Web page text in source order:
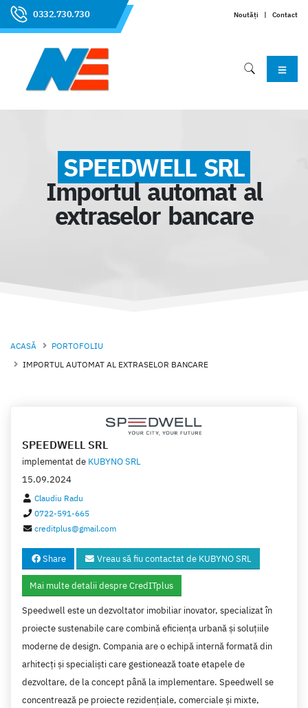
0332.730.730 Noutăți | Contact
SPEEDWELL SRL
Importul automat al
extraselor bancare
ACASĂ
PORTOFOLIU
IMPORTUL AUTOMAT AL EXTRASELOR BANCARE
SPEEDWELL SRL
implementat de KUBYNO SRL
15.09.2024
Claudiu Radu
0722-591-665
creditplus@gmail.com
Share Vreau să fiu contactat de KUBYNO SRL
Mai multe detalii despre CredITplus
Speedwell este un dezvoltator imobiliar inovator, specializat în
proiecte sustenabile care combină eficiența urbană și soluțiile
moderne de design. Compania are o echipă internă formată din
arhitecți și specialiști care gestionează toate etapele de
dezvoltare, de la concept până la implementare. Speedwell se
concentrează pe proiecte rezidențiale, comerciale și mixte,